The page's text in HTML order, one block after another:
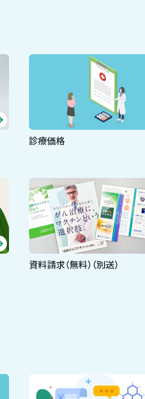
診療価格
資料請求（無料）（別送）